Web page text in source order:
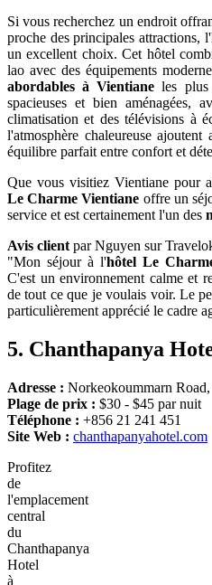
Si vous recherchez un endroit
proche des principales attractions, l'
un excellent choix. Cet hôtel
lao avec des équipements
abordables à Vientiane les plus
spacieuses et bien aménagées,
climatisation et des télévisions à
l'atmosphère chaleureuse
équilibre parfait entre confort et
Que vous visitiez Vientiane pour
Le Charme Vientiane offre un
service et est certainement l'un des
Avis client par Nguyen sur
"Mon séjour à l'hôtel Le
C'est un environnement calme et
de tout ce que je voulais voir. Le
particulièrement apprécié le cadre
5. Chanthapanya
Adresse : Norkeokoummarn
Plage de prix : $30 - $45 par nuit
Téléphone : +856 21 241 451
Site Web : chanthapanyahotel.com
Profitez
de
l'emplacement
central
du
Chanthapanya
Hotel
à